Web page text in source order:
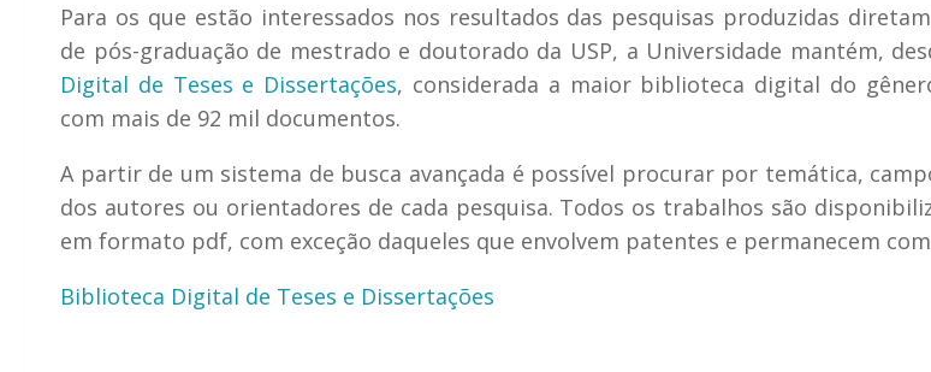
Para os que estão interessados nos resultados das pesquisas produzidas
de pós-graduação de mestrado e doutorado da USP, a Universidade mantém,
Digital de Teses e Dissertações, considerada a maior biblioteca digital do
com mais de 92 mil documentos.
A partir de um sistema de busca avançada é possível procurar por temática,
dos autores ou orientadores de cada pesquisa. Todos os trabalhos são
em formato pdf, com exceção daqueles que envolvem patentes e permanecem
Biblioteca Digital de Teses e Dissertações